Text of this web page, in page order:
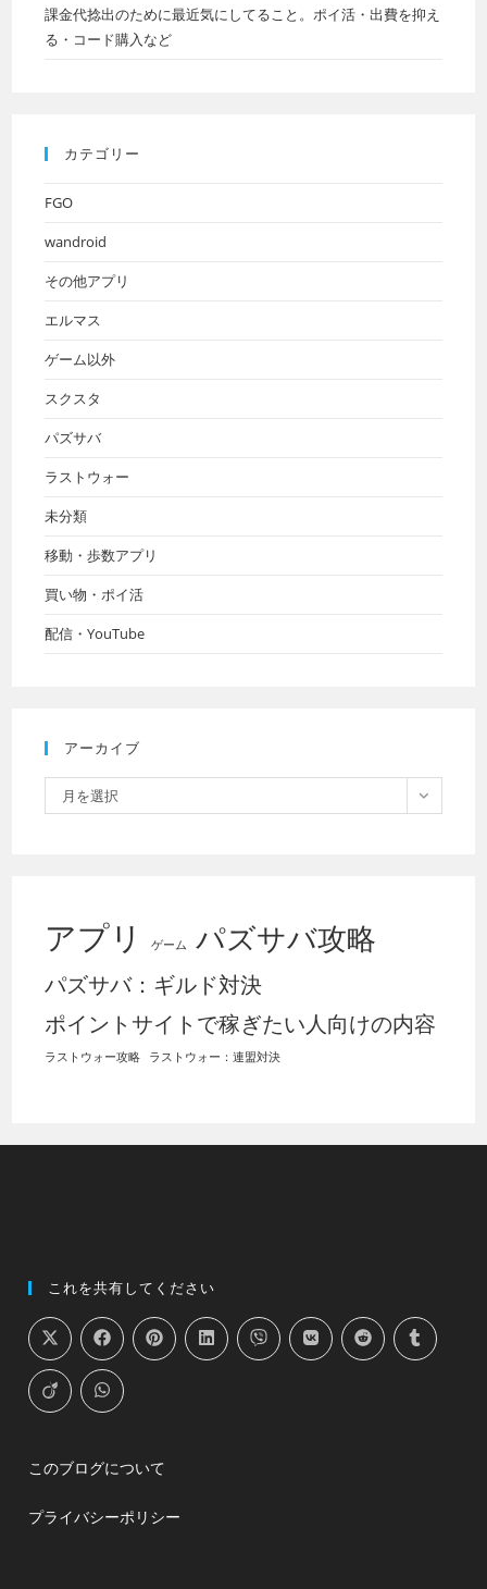
課金代捻出のために最近気にしてること。ポイ活・出費を抑え
る・コード購入など
カテゴリー
FGO
wandroid
その他アプリ
エルマス
ゲーム以外
スクスタ
パズサバ
ラストウォー
未分類
移動・歩数アプリ
買い物・ポイ活
配信・YouTube
アーカイブ
ー
月を選択
アプリ ゲーム パズサバ攻略
パズサバ：ギルド対決
ポイントサイトで稼ぎたい人向けの内容
ラストウォー攻略 ラストウォー：連盟対決
これを共有してください
このブログについて
プライバシーポリシー